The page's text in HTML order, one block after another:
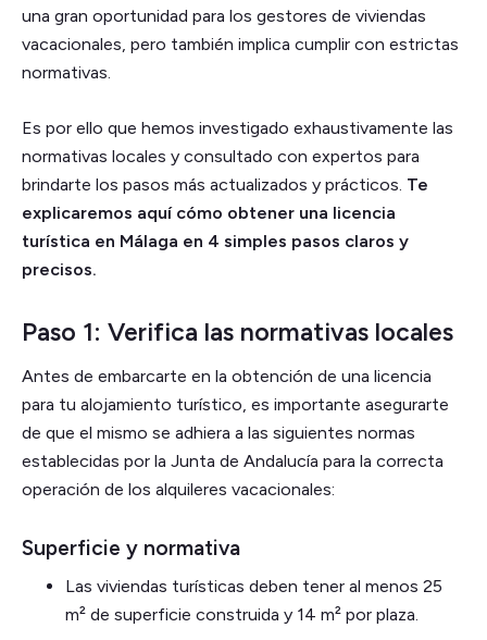
una gran oportunidad para los gestores de viviendas
vacacionales, pero también implica cumplir con estrictas
normativas.
Es por ello que hemos investigado exhaustivamente las
normativas locales y consultado con expertos para
brindarte los pasos más actualizados y prácticos. Te
explicaremos aquí cómo obtener una licencia
turística en Málaga en 4 simples pasos claros y
precisos.
Paso 1: Verifica las normativas locales
Antes de embarcarte en la obtención de una licencia
para tu alojamiento turístico, es importante asegurarte
de que el mismo se adhiera a las siguientes normas
establecidas por la Junta de Andalucía para la correcta
operación de los alquileres vacacionales:
Superficie y normativa
Las viviendas turísticas deben tener al menos 25
m² de superficie construida y 14 m² por plaza.